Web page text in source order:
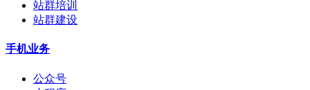
站群培训
站群建设
手机业务
公众号